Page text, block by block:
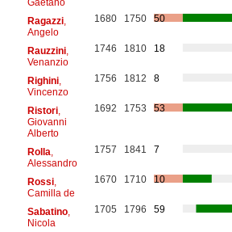
Ragazzi,
Angelo
1680 1750 50
Rauzzini,
Venanzio
1746 1810 18
Righini,
Vincenzo
1756 1812 8
Ristori,
Giovanni
Alberto
1692 1753 53
Rolla
Alessandro
1757 1841 7
Rossi,
Camilla de
1670 1710 10
Sabatino,
Nicola
1705 1796 59